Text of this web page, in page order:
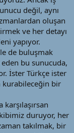
değil, aynı
oluşan
ve her detayı
yapıyor.
de buluşmak
bu sunucuda,
İster Türkçe ister
kurabileceğin bir
duruyor, her
takılmak, bir